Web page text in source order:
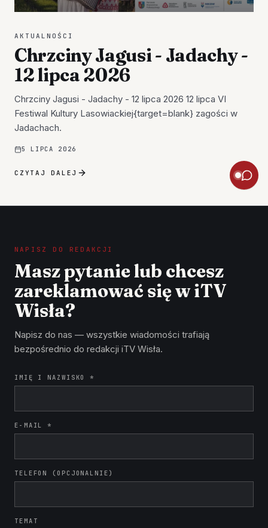
AKTUALNOŚCI
Chrzciny Jagusi - Jadachy -
12 lipca 2026
Chrzciny Jagusi - Jadachy - 12 lipca 2026 12 lipca VI
Festiwal Kultury Lasowiackiej{target=blank} zagości w
Jadachach.
5 LIPCA 2026
CZYTAJ DALEJ
NAPISZ DO REDAKCJI
Masz pytanie lub chcesz
zareklamować się w iTV
Wisła?
Napisz do nas — wszystkie wiadomości trafiają
bezpośrednio do redakcji iTV Wisła.
IMIĘ I NAZWISKO *
E-MAIL *
TELEFON (OPCJONALNIE)
TEMAT